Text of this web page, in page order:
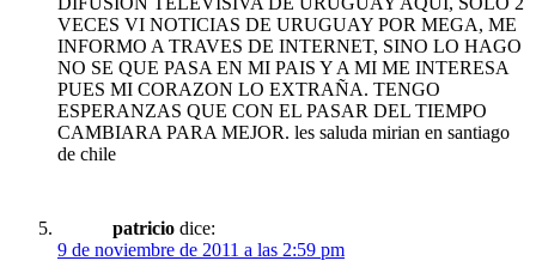
VECES VI NOTICIAS DE URUGUAY POR MEGA, ME
INFORMO A TRAVES DE INTERNET, SINO LO HAGO
NO SE QUE PASA EN MI PAIS Y A MI ME INTERESA
PUES MI CORAZON LO EXTRAÑA. TENGO
ESPERANZAS QUE CON EL PASAR DEL TIEMPO
CAMBIARA PARA MEJOR. les saluda mirian en santiago
de chile
patricio dice:
9 de noviembre de 2011 a las 2:59 pm